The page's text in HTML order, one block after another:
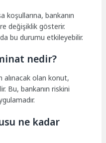
koşullarına, bankanın
değişiklik gösterir.
bu durumu etkileyebilir.
nedir?
alınacak olan konut,
Bu, bankanın riskini
ne kadar